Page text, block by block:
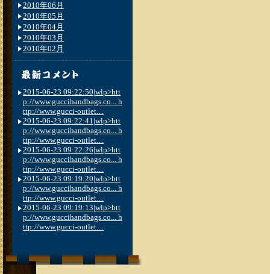
2010年06月
2010年05月
2010年04月
2010年03月
2010年02月
2015-06-23 09:22:50|wlp>htt
p://www.guccihandbags.co... h
ttp://www.gucci-outlet....
2015-06-23 09:22:41|wlp>htt
p://www.guccihandbags.co... h
ttp://www.gucci-outlet....
2015-06-23 09:22:26|wlp>htt
p://www.guccihandbags.co... h
ttp://www.gucci-outlet....
2015-06-23 09:19:20|wlp>htt
p://www.guccihandbags.co... h
ttp://www.gucci-outlet....
2015-06-23 09:19:13|wlp>htt
p://www.guccihandbags.co... h
ttp://www.gucci-outlet....